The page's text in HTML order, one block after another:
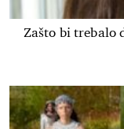
Zašto bi trebalo